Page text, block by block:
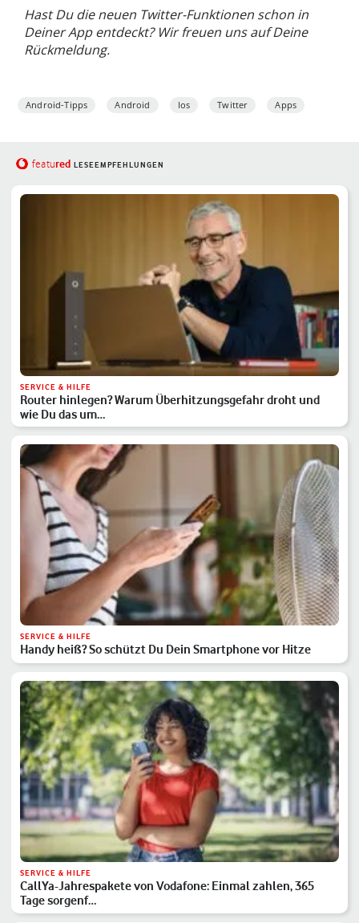
Hast Du die neuen Twitter-Funktionen schon in
Deiner App entdeckt? Wir freuen uns auf Deine
Rückmeldung.
Android-Tipps Android Ios Twitter Apps
featured LESEEMPFEHLUNGEN
SERVICE & HILFE
Router hinlegen? Warum Überhitzungsgefahr droht und
wie Du das um…
SERVICE & HILFE
Handy heiß? So schützt Du Dein Smartphone vor Hitze
SERVICE & HILFE
CallYa-Jahrespakete von Vodafone: Einmal zahlen, 365
Tage sorgenf…